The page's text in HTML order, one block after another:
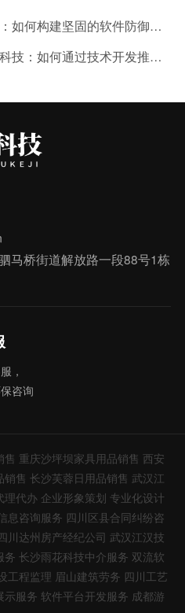
山西信息安全：如何构建坚固的软件防御体系？
四川宛筠凝竹科技：如何通过技术开发推动企业数字化转型？
马桥街道解放路一段88号1栋
，
咨询
售 重庆沙坪坝家具用品销售 西安
销售 长沙芙蓉日用品销售 武汉江
理代办 企业形象策划 专业化设计
息咨询服务 四川区县合同纠纷咨
川达州房产经纪公司 武汉江汉技
务 长沙雨花科技中介服务 双流软
工程监理 眉山建筑劳务 四川工艺
示服务 软件平台开发服务 成都游